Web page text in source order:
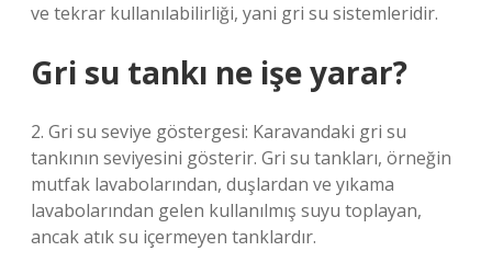
ve tekrar kullanılabilirliği, yani gri su sistemleridir.
Gri su tankı ne işe yarar?
2. Gri su seviye göstergesi: Karavandaki gri su
tankının seviyesini gösterir. Gri su tankları, örneğin
mutfak lavabolarından, duşlardan ve yıkama
lavabolarından gelen kullanılmış suyu toplayan,
ancak atık su içermeyen tanklardır.